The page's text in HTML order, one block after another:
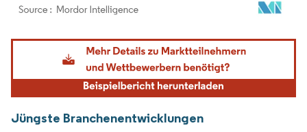
Bild © Mordor Intelligence. Wiederverwendung erfordert Namensnennung gemäß
Jüngste Branchenentwicklungen